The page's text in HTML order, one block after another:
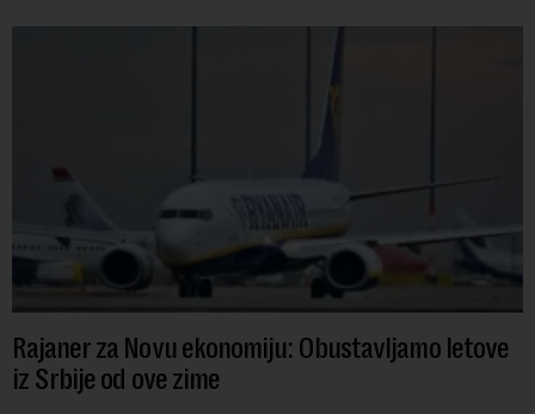
Rajaner za Novu ekonomiju: Obustavljamo letove
iz Srbije od ove zime